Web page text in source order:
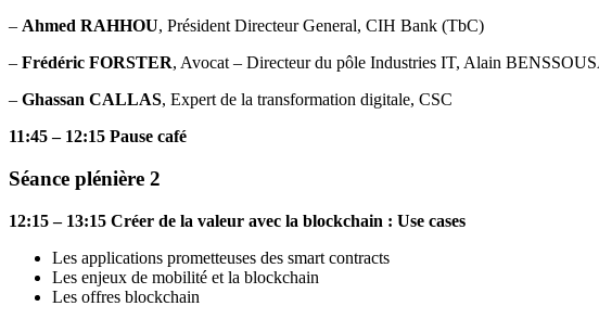
– Ahmed RAHHOU, Président Directeur General, CIH Bank (TbC)
– Frédéric FORSTER, Avocat – Directeur du pôle Industries IT, Alain
– Ghassan CALLAS, Expert de la transformation digitale, CSC
11:45 – 12:15 Pause café
Séance plénière 2
12:15 – 13:15 Créer de la valeur avec la blockchain : Use cases
Les applications prometteuses des smart contracts
Les enjeux de mobilité et la blockchain
Les offres blockchain